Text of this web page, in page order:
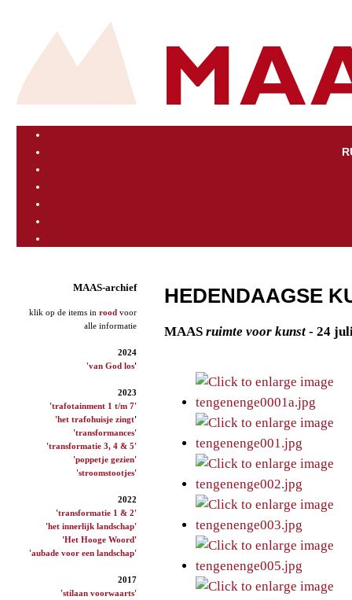
MAAS-archief
klik op de items in rood voor
alle informatie
2024
'van God los'
2023
'trafotainment 1 t/m 7'
'het trafohuisje zingt'
'transformances'
'transformatie 3, 4 & 5'
'poppetje gezien'
'stroomstootjes'
2022
'transformatie 1 & 2'
'het innerlijk landschap'
'Het Hooge Woord'
'aubade voor een landschap'
2017
'stilaan voorwaarts'
HEDENDAAGSE
MAAS ruimte voor kunst - 24